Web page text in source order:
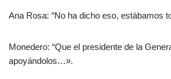
Ana Rosa: “No ha dicho eso, estábamos
Monedero: “Que el presidente de la
apoyándolos…».